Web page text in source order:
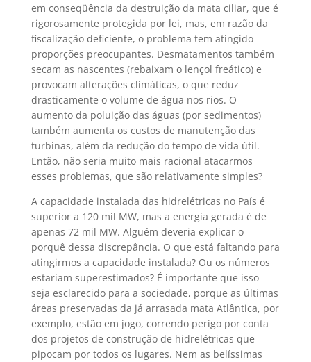
em conseqüência da destruição da mata ciliar, que é
rigorosamente protegida por lei, mas, em razão da
fiscalização deficiente, o problema tem atingido
proporções preocupantes. Desmatamentos também
secam as nascentes (rebaixam o lençol freático) e
provocam alterações climáticas, o que reduz
drasticamente o volume de água nos rios. O
aumento da poluição das águas (por sedimentos)
também aumenta os custos de manutenção das
turbinas, além da redução do tempo de vida útil.
Então, não seria muito mais racional atacarmos
esses problemas, que são relativamente simples?
A capacidade instalada das hidrelétricas no País é
superior a 120 mil MW, mas a energia gerada é de
apenas 72 mil MW. Alguém deveria explicar o
porquê dessa discrepância. O que está faltando para
atingirmos a capacidade instalada? Ou os números
estariam superestimados? É importante que isso
seja esclarecido para a sociedade, porque as últimas
áreas preservadas da já arrasada mata Atlântica, por
exemplo, estão em jogo, correndo perigo por conta
dos projetos de construção de hidrelétricas que
pipocam por todos os lugares. Nem as belíssimas